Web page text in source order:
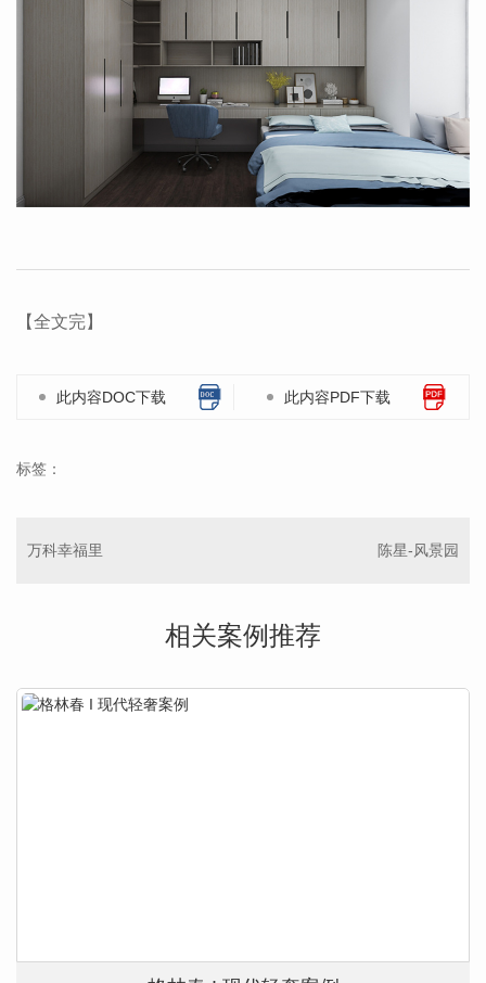
【全文完】
此内容DOC下载 此内容PDF下载
标签：
万科幸福里 陈星-风景园
相关案例推荐